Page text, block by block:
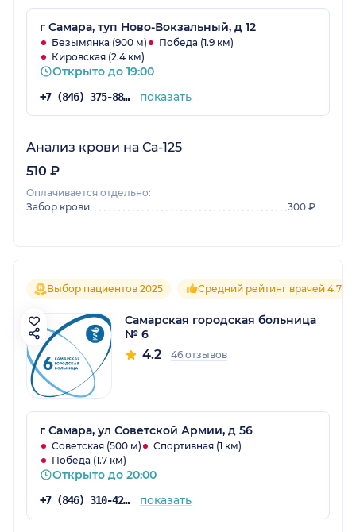
г Самара, туп Ново-Вокзальный, д 12
Безымянка (900 м)
Победа (1.9 км)
Кировская (2.4 км)
Открыто до 19:00
+7 (846) 375-88-85 показать
Анализ крови на Са-125
510 ₽
Оплачивается отдельно:
Забор крови
300 ₽
Выбор пациентов 2025 Средний рейтинг врачей 4.7
Самарская городская больница
№ 6
4.2 46 отзывов
г Самара, ул Советской Армии, д 56
Советская (500 м)
Спортивная (1 км)
Победа (1.7 км)
Открыто до 20:00
+7 (846) 310-42-00 показать